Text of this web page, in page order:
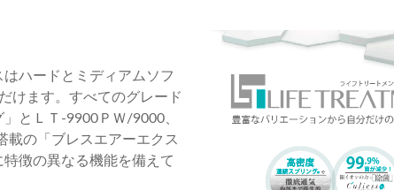
ハードとミディアムソフ
けます。すべてのグレード
とＬＴ-9900ＰＷ/9000、
載の「ブレスエアーエクス
特徴の異なる機能を備えて